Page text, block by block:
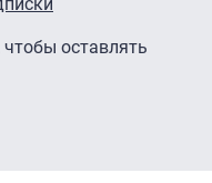
чтобы оставлять